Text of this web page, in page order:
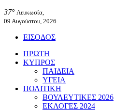
37° Λευκωσία,
09 Αυγούστου, 2026
ΕΙΣΟΔΟΣ
ΠΡΩΤΗ
ΚΥΠΡΟΣ
ΠΑΙΔΕΙΑ
ΥΓΕΙΑ
ΠΟΛΙΤΙΚΗ
ΒΟΥΛΕΥΤΙΚΕΣ 2026
ΕΚΛΟΓΕΣ 2024